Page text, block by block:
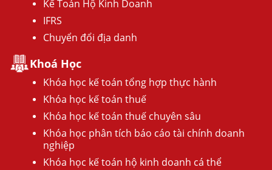
Kế Toán Hộ Kinh Doanh
IFRS
Chuyển đổi địa danh
Khoá Học
Khóa học kế toán tổng hợp thực hành
Khóa học kế toán thuế
Khóa học kế toán thuế chuyên sâu
Khóa học phân tích báo cáo tài chính doanh
nghiệp
Khóa học kế toán hộ kinh doanh cá thể